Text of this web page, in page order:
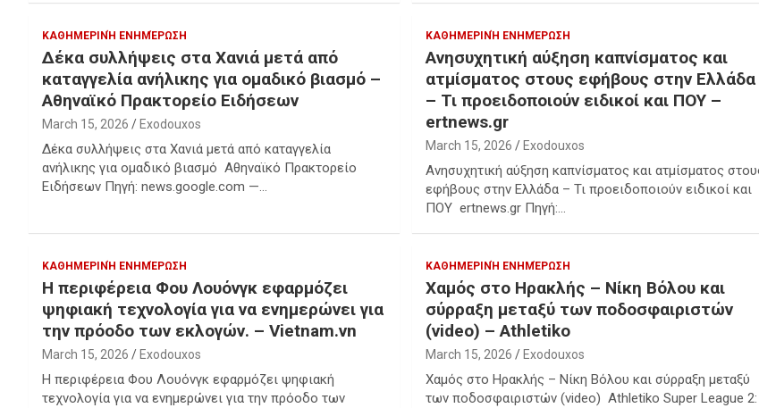
ΚΑΘΗΜΕΡΙΝΉ ΕΝΗΜΈΡΩΣΗ
Δέκα συλλήψεις στα Χανιά μετά από
καταγγελία ανήλικης για ομαδικό βιασμό –
Αθηναϊκό Πρακτορείο Ειδήσεων
March 15, 2026 Exodouxos
Δέκα συλλήψεις στα Χανιά μετά από καταγγελία
ανήλικης για ομαδικό βιασμό Αθηναϊκό Πρακτορείο
Ειδήσεων Πηγή: news.google.com —…
ΚΑΘΗΜΕΡΙΝΉ ΕΝΗΜΈΡΩΣΗ
Ανησυχητική αύξηση καπνίσματος και
ατμίσματος στους εφήβους στην Ελλάδα
– Τι προειδοποιούν ειδικοί και ΠΟΥ –
ertnews.gr
March 15, 2026 Exodouxos
Ανησυχητική αύξηση καπνίσματος και ατμίσματος
εφήβους στην Ελλάδα – Τι προειδοποιούν ειδικοί και
ΠΟΥ ertnews.gr Πηγή:…
ΚΑΘΗΜΕΡΙΝΉ ΕΝΗΜΈΡΩΣΗ
Η περιφέρεια Φου Λουόνγκ εφαρμόζει
ψηφιακή τεχνολογία για να ενημερώνει για
την πρόοδο των εκλογών. – Vietnam.vn
March 15, 2026 Exodouxos
Η περιφέρεια Φου Λουόνγκ εφαρμόζει ψηφιακή
τεχνολογία για να ενημερώνει για την πρόοδο των
ΚΑΘΗΜΕΡΙΝΉ ΕΝΗΜΈΡΩΣΗ
Χαμός στο Ηρακλής – Νίκη Βόλου και
σύρραξη μεταξύ των ποδοσφαιριστών
(video) – Athletiko
March 15, 2026 Exodouxos
Χαμός στο Ηρακλής – Νίκη Βόλου και σύρραξη μεταξύ
των ποδοσφαιριστών (video) Athletiko Super League 2: